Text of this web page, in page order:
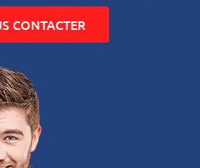
CONTACTER